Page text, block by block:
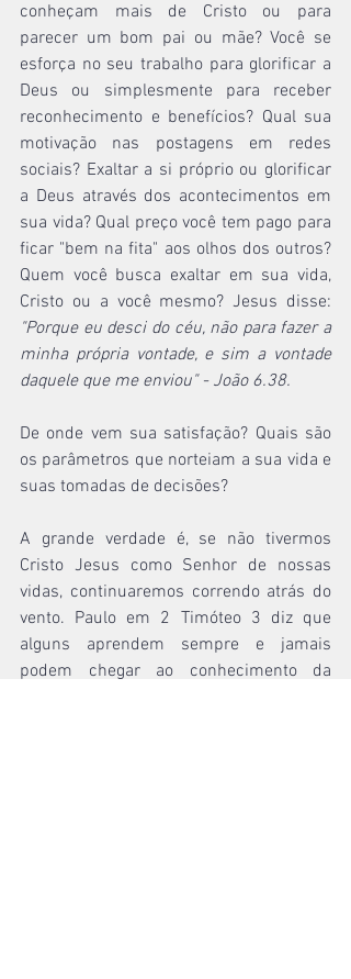
conheçam mais de Cristo ou para
parecer um bom pai ou mãe? Você se
esforça no seu trabalho para glorificar a
Deus ou simplesmente para receber
reconhecimento e benefícios? Qual sua
motivação nas postagens em redes
sociais? Exaltar a si próprio ou glorificar
a Deus através dos acontecimentos em
sua vida? Qual preço você tem pago para
ficar "bem na fita" aos olhos dos outros?
Quem você busca exaltar em sua vida,
"Porque eu desci do céu, não para fazer a
minha própria vontade, e sim a vontade
daquele que me enviou" - João 6.38.
De onde vem sua satisfação? Quais são
os parâmetros que norteiam a sua vida e
suas tomadas de decisões?
A grande verdade é, se não tivermos
Cristo Jesus como Senhor de nossas
vidas, continuaremos correndo atrás do
vento. Paulo em 2 Timóteo 3 diz que
alguns aprendem sempre e jamais
podem chegar ao conhecimento da